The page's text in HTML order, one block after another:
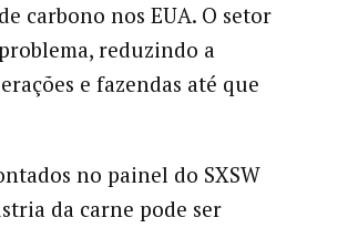
carbono nos EUA. O setor
reduzindo a
e fazendas até que
no painel do SXSW
da carne pode ser